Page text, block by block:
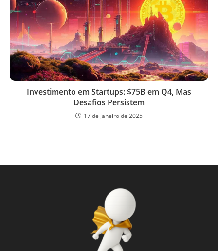
Investimento em Startups: $75B em Q4, Mas
Desafios Persistem
17 de janeiro de 2025